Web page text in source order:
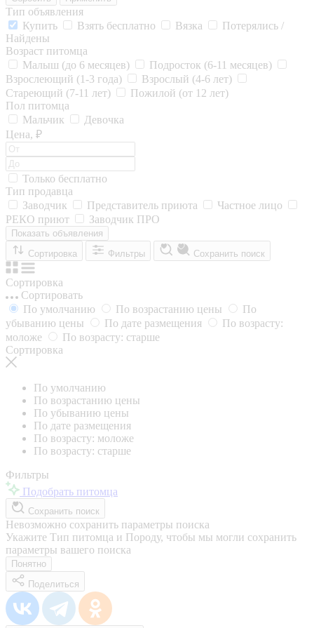
Тип объявления
Купить
Взять бесплатно Вязка
Потерялись /
Найдены
Возраст питомца
Малыш (до 6 месяцев)
Подросток (6-11 месяцев)
Взрослеющий (1-3 года)
Взрослый (4-6 лет)
Стареющий (7-11 лет)
Пожилой (от 12 лет)
Пол питомца
Мальчик
Девочка
Цена, ₽
Только бесплатно
Тип продавца
Заводчик
Представитель приюта
Частное лицо
РЕКО приют
Заводчик ПРО
Показать объявления
Сортировка
Фильтры Сохранить поиск
Сортировка
Сортировать
По умолчанию
По возрастанию цены
По
убыванию цены
По дате размещения
По возрасту:
моложе
По возрасту: старше
Сортировка
По умолчанию
По возрастанию цены
По убыванию цены
По дате размещения
По возрасту: моложе
По возрасту: старше
Фильтры
Подобрать питомца
Сохранить поиск
Невозможно сохранить параметры поиска
Укажите Тип питомца и Породу, чтобы мы могли сохранить
параметры вашего поиска
Понятно
Поделиться